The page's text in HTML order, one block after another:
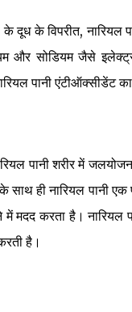
के दूध के विपरीत,
और सोडियम जैसे
पानी एंटीऑक्सीडेंट का
पानी शरीर में
ही नारियल पानी
में मदद करता है।
है।